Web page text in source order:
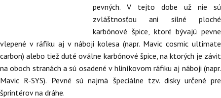
pevných. V tejto dobe už nie sú
zvláštnosťou ani silné ploché
karbónové špice, ktoré bývajú pevne
vlepené v ráfiku aj v náboji kolesa (napr. Mavic cosmic ultimate
carbon) alebo tiež duté oválne karbónové špice, na ktorých je závit
na oboch stranách a sú osadené v hliníkovom ráfiku aj náboji (napr.
Mavic R-SYS). Pevné sú najmä špeciálne tzv. disky určené pre
šprintérov na dráhe.